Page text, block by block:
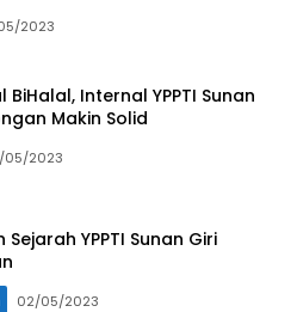
2023
BiHalal, Internal YPPTI Sunan
Makin Solid
05/2023
Sejarah YPPTI Sunan Giri
02/05/2023